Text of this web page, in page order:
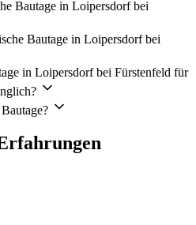
Bautage in Loipersdorf bei
Bautage in Loipersdorf bei
in Loipersdorf bei Fürstenfeld für